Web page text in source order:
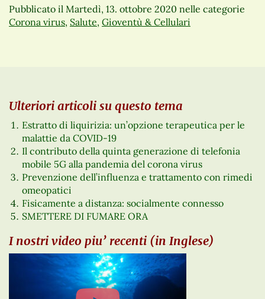
Pubblicato il Martedì, 13. ottobre 2020 nelle categorie
Corona virus, Salute, Gioventù & Cellulari
Ulteriori articoli su questo tema
Estratto di liquirizia: un’opzione terapeutica per le
malattie da COVID-19
Il contributo della quinta generazione di telefonia
mobile 5G alla pandemia del corona virus
Prevenzione dell’influenza e trattamento con rimedi
omeopatici
Fisicamente a distanza: socialmente connesso
SMETTERE DI FUMARE ORA
I nostri video piu’ recenti (in Inglese)